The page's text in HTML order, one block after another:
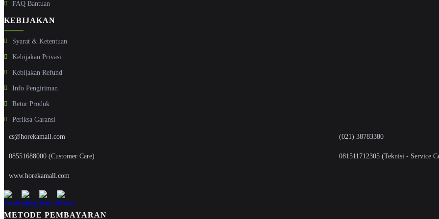
FAQ Bantuan
KEBIJAKAN
Syarat & Ketentuan
Kebijakan Privasi
Kebijakan Refund
Info Pengiriman
Retur Produk
Periksa Garansi
cs@horekamall.com (021) 38783380
08551688000 (Customer Care) 081511712305 (Teknisi - Service
www.horekamall.com
METODE PEMBAYARAN